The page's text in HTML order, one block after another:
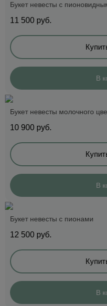
Букет невесты с
11 500 руб.
В
Букет невесты молочного
10 900 руб.
В
Букет невесты с пионами
12 500 руб.
В